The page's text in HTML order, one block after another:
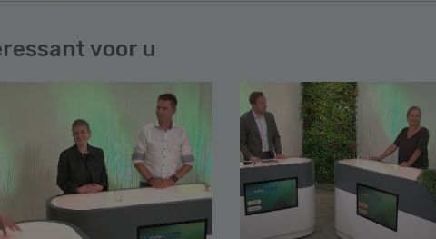
voor u